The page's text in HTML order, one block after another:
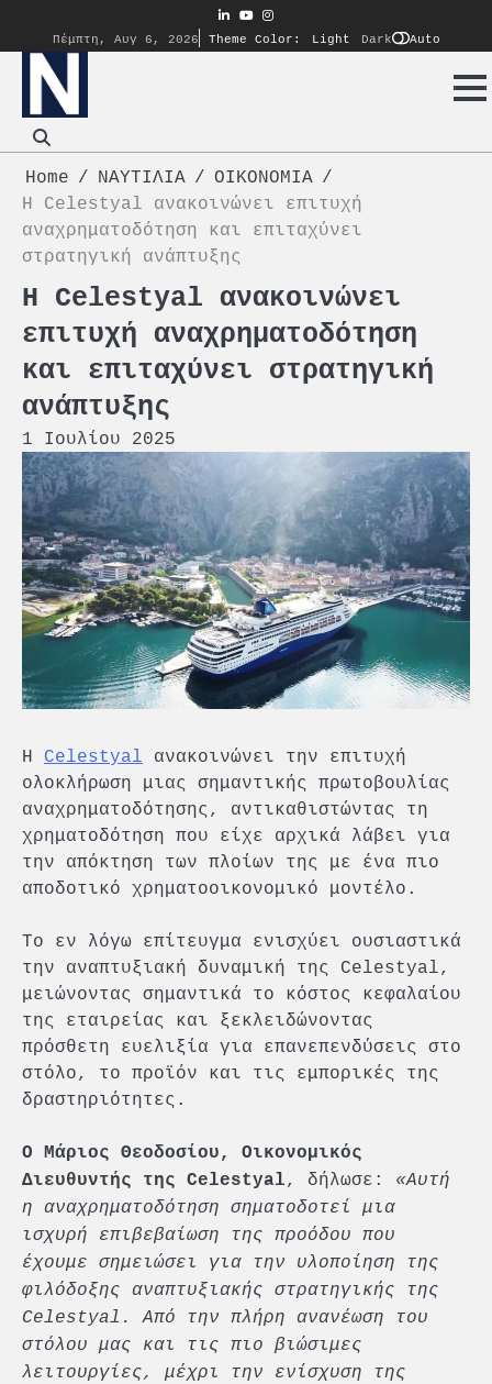
content
linkedin
youtube
instagram
Πέμπτη, Αυγ 6, 2026
Theme Color: Light Dark Auto
Home ΝΑΥΤΙΛΙΑ
ΟΙΚΟΝΟΜΙΑ
Η Celestyal ανακοινώνει επιτυχή
αναχρηματοδότηση και επιταχύνει
στρατηγική ανάπτυξης
Η Celestyal ανακοινώνει
επιτυχή αναχρηματοδότηση
και επιταχύνει στρατηγική
ανάπτυξης
1 Ιουλίου 2025
Η Celestyal ανακοινώνει την επιτυχή
ολοκλήρωση μιας σημαντικής πρωτοβουλίας
αναχρηματοδότησης, αντικαθιστώντας τη
χρηματοδότηση που είχε αρχικά λάβει για
την απόκτηση των πλοίων της με ένα πιο
αποδοτικό χρηματοοικονομικό μοντέλο.
Το εν λόγω επίτευγμα ενισχύει ουσιαστικά
την αναπτυξιακή δυναμική της Celestyal,
μειώνοντας σημαντικά το κόστος κεφαλαίου
της εταιρείας και ξεκλειδώνοντας
πρόσθετη ευελιξία για επανεπενδύσεις στο
στόλο, το προϊόν και τις εμπορικές της
δραστηριότητες.
Ο Μάριος Θεοδοσίου, Οικονομικός
Διευθυντής της Celestyal, δήλωσε: «Αυτή
η αναχρηματοδότηση σηματοδοτεί μια
ισχυρή επιβεβαίωση της προόδου που
έχουμε σημειώσει για την υλοποίηση της
φιλόδοξης αναπτυξιακής στρατηγικής της
Celestyal. Από την πλήρη ανανέωση του
στόλου μας και τις πιο βιώσιμες
λειτουργίες, μέχρι την ενίσχυση της